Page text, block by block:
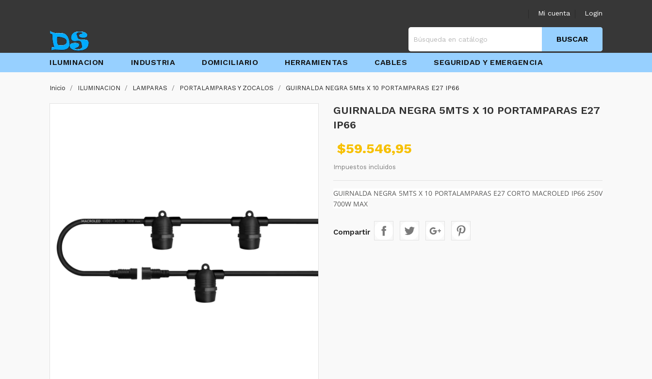
Mi cuenta Login
BUSCAR
ILUMINACION INDUSTRIA DOMICILIARIO HERRAMIENTAS CABLES SEGURIDAD Y EMERGENCIA
Inicio ILUMINACION LAMPARAS PORTALAMPARAS Y ZOCALOS GUIRNALDA NEGRA 5Mts X 10 PORTAMPARAS E27 IP66
GUIRNALDA NEGRA 5MTS X 10 PORTAMPARAS E27
IP66
$59.546,95
Impuestos incluidos
GUIRNALDA NEGRA 5MTS X 10 PORTALAMPARAS E27 CORTO MACROLED IP66 250V
700W MAX
Compartir